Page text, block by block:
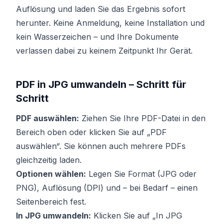
Auflösung und laden Sie das Ergebnis sofort
herunter. Keine Anmeldung, keine Installation und
kein Wasserzeichen – und Ihre Dokumente
verlassen dabei zu keinem Zeitpunkt Ihr Gerät.
PDF in JPG umwandeln – Schritt für
Schritt
PDF auswählen: Ziehen Sie Ihre PDF-Datei in den
Bereich oben oder klicken Sie auf „PDF
auswählen“. Sie können auch mehrere PDFs
gleichzeitig laden.
Optionen wählen: Legen Sie Format (JPG oder
PNG), Auflösung (DPI) und – bei Bedarf – einen
Seitenbereich fest.
In JPG umwandeln: Klicken Sie auf „In JPG